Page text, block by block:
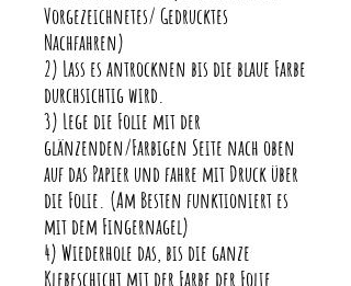
Vorgezeichnetes/ Gedrucktes
Nachfahren)
2) Lass es antrocknen bis die blaue Farbe
durchsichtig wird.
3) Lege die Folie mit der
glänzenden/Farbigen Seite nach oben
auf das Papier und fahre mit Druck über
die Folie. (Am Besten funktioniert es
mit dem Fingernagel)
4) Wiederhole das, bis die ganze
Klebeschicht mit der Farbe der Folie